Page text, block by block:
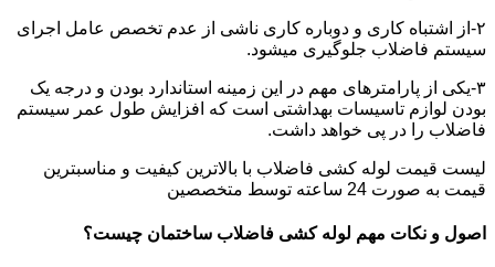
۲-از اشتباه کاری و دوباره کاری ناشی از عدم تخصص عامل اجرای
سیستم فاضلاب جلوگیری میشود.
۳-یکی از پارامترهای مهم در این زمینه استاندارد بودن و درجه یک
بودن لوازم تاسیسات بهداشتی است که افزایش طول عمر سیستم
فاضلاب را در پی خواهد داشت.
لیست قیمت لوله کشی فاضلاب با بالاترین کیفیت و مناسبترین
قیمت به صورت 24 ساعته توسط متخصصین
اصول و نکات مهم لوله کشی فاضلاب ساختمان چیست؟